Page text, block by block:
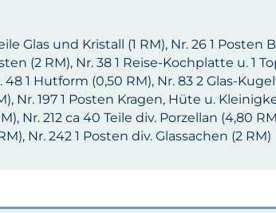
Glas und Kristall (1 RM), Nr. 26 1
(2 RM), Nr. 38 1 Reise-Kochplatte u. 1
1 Hutform (0,50 RM), Nr. 83 2 Glas-
Nr. 197 1 Posten Kragen, Hüte u.
Nr. 212 ca 40 Teile div. Porzellan (4,80
Nr. 242 1 Posten div. Glassachen (2 RM)